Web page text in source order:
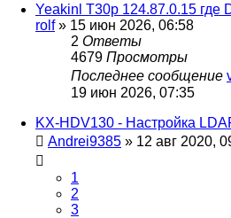
Yeakinl T30p 124.87.0.15 где
rolf» 15 июн 2026, 06:58
2 Ответы
4679 Просмотры
Последнее сообщение
19 июн 2026, 07:35
KX-HDV130 - Настройка
Andrei9385 » 12 авг 2020,
1
2
3